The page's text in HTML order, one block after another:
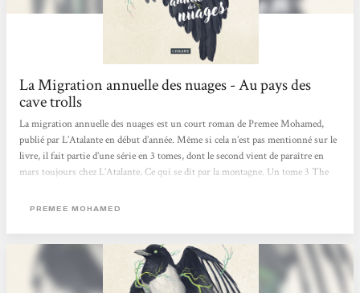
La Migration annuelle des nuages - Au pays des
cave trolls
La migration annuelle des nuages est un court roman de Premee Mohamed,
publié par L’Atalante en début d’année. Même si cela n’est pas mentionné sur le
livre, il fait partie d’une série en 3 tomes, dont le second vient de paraître en
mars toujours chez L’Atalante, Ce qui se dit par la montagne. Un tome 3 The
française est signée Marie Surgers. Futur proche, dans un monde post-
petites communautés en autarcie. L’extérieur est un...
PREMEE MOHAMED